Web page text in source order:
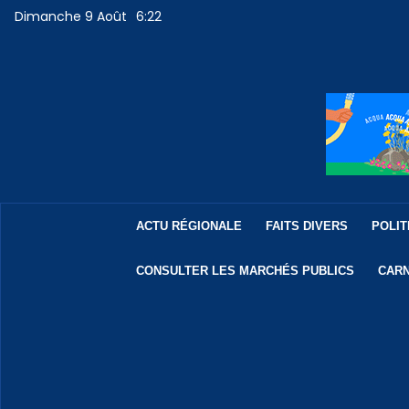
Dimanche 9 Août 6:22
ACTU RÉGIONALE FAITS DIVERS
CONSULTER LES MARCHÉS PUBLICS